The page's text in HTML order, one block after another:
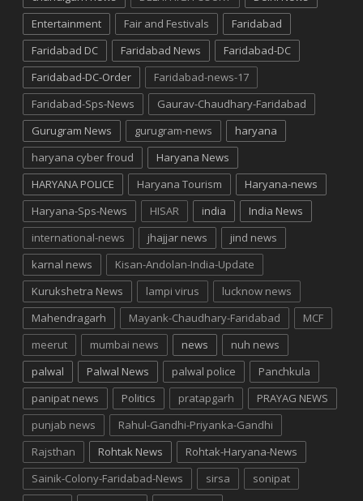
Entertainment
Fair and Festivals
Faridabad
Faridabad DC
Faridabad News
Faridabad-DC
Faridabad-DC-Order
Faridabad-news-17
Faridabad-Sps-News
Gaurav-Chaudhary-Faridabad
Gurugram News
gurugram-news
haryana
haryana cyber froud
Haryana News
HARYANA POLICE
Haryana Tourism
Haryana-news
Haryana-Sps-News
HISAR india
India News
international-news
jhajjar news
jind news
karnal news
Kisan-Andolan-India-Update
Kurukshetra News
lampi virus
lucknow news
Mahendragarh
Mayank-Chaudhary-Faridabad
MCF
meerut
mumbai news news
nuh news
palwal
Palwal News palwal police
Panchkula
panipat news
Politics pratapgarh
PRAYAG NEWS
punjab news
Rahul-Gandhi-Priyanka-Gandhi
Rajsthan
Rohtak News
Rohtak-Haryana-News
Sainik-Colony-Faridabad-News
sirsa
sonipat